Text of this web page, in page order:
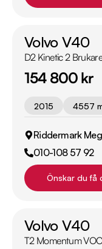
Volvo V40
D2 Kinetic 2
154 800 kr
2015 4557
Riddermark
010-108 57 92
Önskar du få
Volvo V40
T2 Momentum